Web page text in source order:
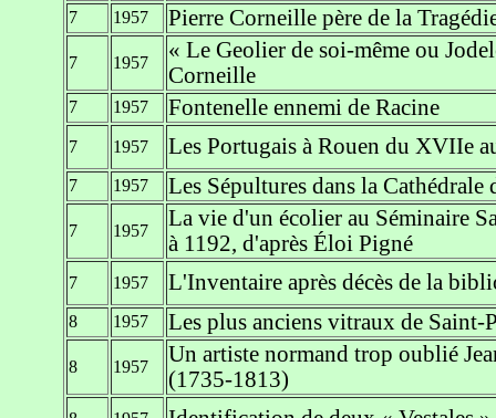
7 1957 Pierre Corneille père de la
7 1957
« Le Geolier de soi-même ou
Corneille
7 1957 Fontenelle ennemi de Racine
7 1957 Les Portugais à Rouen du XVIIe
7 1957 Les Sépultures dans la
7 1957
La vie d'un écolier au Séminaire
à 1192, d'après Éloi Pigné
7 1957 L'Inventaire après décès de la
8 1957 Les plus anciens vitraux de Saint-
8 1957
Un artiste normand trop oublié
(1735-1813)